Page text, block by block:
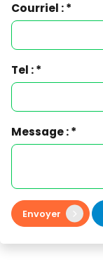
Courriel : *
Tel : *
Message : *
Envoyer